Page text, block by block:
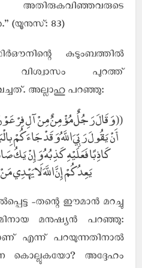
(യൂനുസ്: 83)
കുടുംബത്തില്‍
വിശ്വാസം പുറത്ത്
അല്ലാഹു പറഞ്ഞു:
(( وَقَالَ رَجُلٌ مُؤْمِنٌ مِنْ آلِ
أَنْ يَقُولَ رَبِّيَ اللَّهُ وَقَدْ
كَاذِبًا فَعَلَيْهِ كَذِبُهُ وَإِنْ
يَعِدُكُمْ إِنَّ اللَّهَ لَا
-തന്റെ ഈമാന്‍ മറച്ചു
മനുഷ്യന്‍ പറഞ്ഞു:
എന്ന് പറയുന്നതിനാല്‍
കൊല്ലുകയോ? അദ്ദേഹം